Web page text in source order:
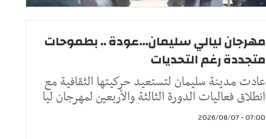
مهرجان ليالي سليمان...عودة .. بطموحات
متجددة رغم التحديات
عادت مدينة سليمان لتستعيد حركيتها الثقافية مع
انطلاق فعاليات الدورة الثالثة والأربعين لمهرجان ليا
07:00 - 2026/08/07